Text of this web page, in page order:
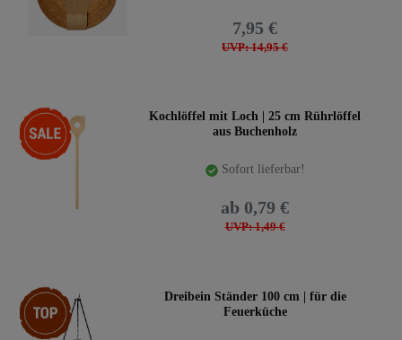
UVP: 14,95 €
7,95 €
-47%
Kochlöffel mit Loch | 25 cm Rührlöffel
aus Buchenholz
Sofort lieferbar!
UVP: 1,49 €
ab 0,79 €
Top-Artikel
Dreibein Ständer 100 cm | für die
Feuerküche